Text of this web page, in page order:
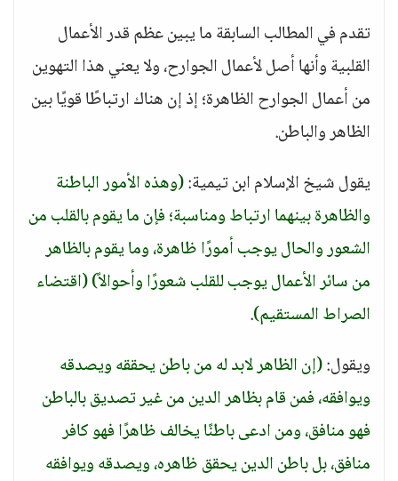
تقدم في المطالب السابقة ما يبين عظم قدر الأعمال
القلبية وأنها أصل لأعمال الجوارح، ولا يعني هذا التهوين
من أعمال الجوارح الظاهرة؛ إذ إن هناك ارتباطًا قويًا بين
الظاهر والباطن.
يقول شيخ الإسلام ابن تيمية:(وهذه الأمور الباطنة
والظاهرة بينهما ارتباط ومناسبة؛ فإن ما يقوم بالقلب من
الشعور والحال يوجب أمورًا ظاهرة، وما يقوم بالظاهر
من سائر الأعمال يوجب للقلب شعورًا وأحوالاً)(اقتضاء
الصراط المستقيم).
ويقول:(إن الظاهر لابد له من باطن يحققه ويصدقه
ويوافقه، فمن قام بظاهر الدين من غير تصديق بالباطن
فهو منافق، ومن ادعى باطنًا يخالف ظاهرًا فهو كافر
منافق، بل باطن الدين يحقق ظاهره، ويصدقه ويوافقه